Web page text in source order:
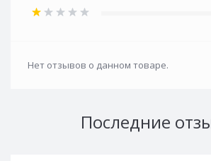
Нет отзывов о данном товаре.
Последние